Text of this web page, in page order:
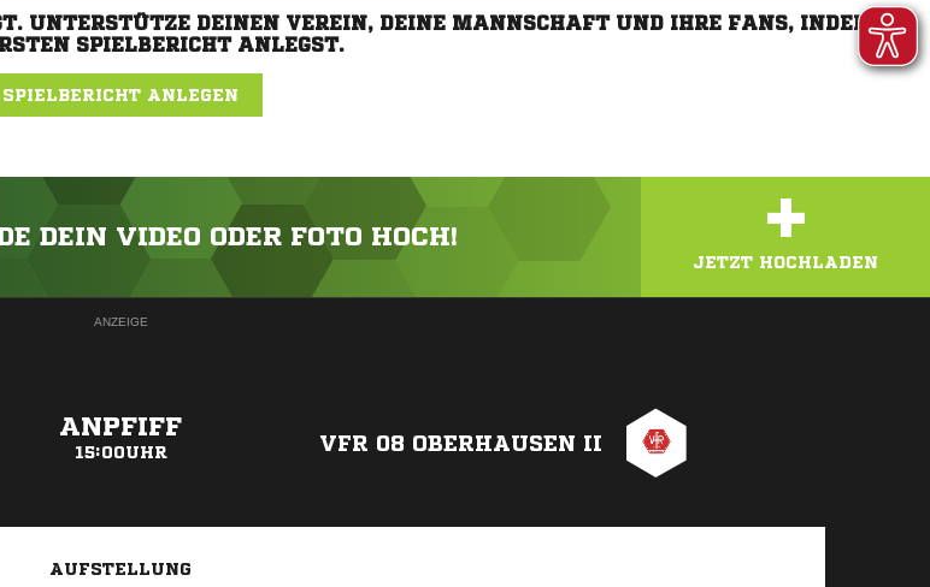
UNTERSTÜTZE DEINEN VEREIN, DEINE MANNSCHAFT UND IHRE FANS, INDEM
SPIELBERICHT ANLEGST.
SPIELBERICHT ANLEGEN
DEIN VIDEO ODER FOTO HOCH! +
JETZT HOCHLADEN
ANZEIGE
ANPFIFF
15:00UHR VFR 08 OBERHAUSEN II
AUFSTELLUNG